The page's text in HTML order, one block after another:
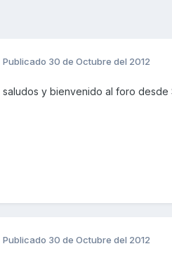
Publicado 30 de Octubre del 2012
saludos y bienvenido al foro desde
Publicado 30 de Octubre del 2012